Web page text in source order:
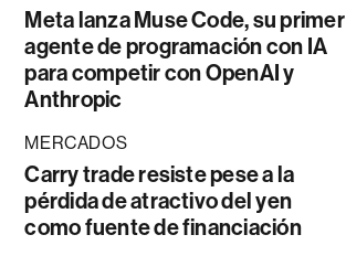
Meta lanza Muse Code, su primer
agente de programación con IA
para competir con OpenAI y
Anthropic
MERCADOS
Carry trade resiste pese a la
pérdida de atractivo del yen
como fuente de financiación